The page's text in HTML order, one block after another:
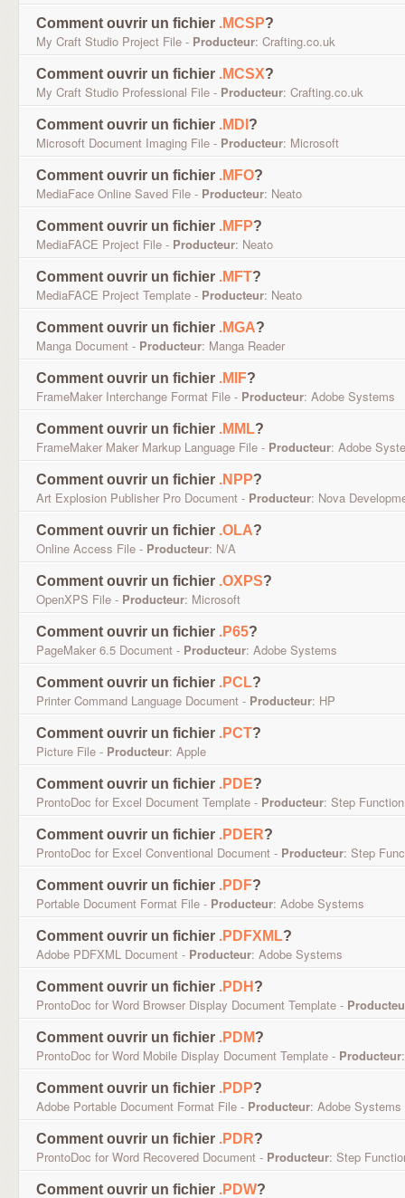
Comment ouvrir un fichier .MCSP?
My Craft Studio Project File - Producteur: Crafting.co.uk
Comment ouvrir un fichier .MCSX?
My Craft Studio Professional File - Producteur: Crafting.co.uk
Comment ouvrir un fichier .MDI ?
Microsoft Document Imaging File - Producteur: Microsoft
Comment ouvrir un fichier .MFO?
MediaFace Online Saved File - Producteur: Neato
Comment ouvrir un fichier .MFP?
MediaFACE Project File - Producteur: Neato
Comment ouvrir un fichier .MFT?
MediaFACE Project Template - Producteur: Neato
Comment ouvrir un fichier .MGA?
Manga Document - Producteur: Manga Reader
Comment ouvrir un fichier .MIF?
FrameMaker Interchange Format File - Producteur: Adobe Systems
Comment ouvrir un fichier .MML?
FrameMaker Maker Markup Language File - Producteur: Adobe
Comment ouvrir un fichier .NPP?
Art Explosion Publisher Pro Document - Producteur: Nova
Comment ouvrir un fichier .OLA?
Online Access File - Producteur: N/A
Comment ouvrir un fichier .OXPS?
OpenXPS File - Producteur: Microsoft
Comment ouvrir un fichier .P65?
PageMaker 6.5 Document - Producteur: Adobe Systems
Comment ouvrir un fichier .PCL?
Printer Command Language Document - Producteur: HP
Comment ouvrir un fichier .PCT?
Picture File - Producteur: Apple
Comment ouvrir un fichier .PDE?
ProntoDoc for Excel Document Template - Producteur: Step Function
Comment ouvrir un fichier .PDER?
ProntoDoc for Excel Conventional Document - Producteur: Step
Comment ouvrir un fichier .PDF?
Portable Document Format File - Producteur: Adobe Systems
Comment ouvrir un fichier .PDFXML?
Adobe PDFXML Document - Producteur: Adobe Systems
Comment ouvrir un fichier .PDH ?
ProntoDoc for Word Browser Display Document Template -
Comment ouvrir un fichier .PDM?
ProntoDoc for Word Mobile Display Document Template - Producteur
Comment ouvrir un fichier .PDP?
Adobe Portable Document Format File - Producteur: Adobe Systems
Comment ouvrir un fichier .PDR?
ProntoDoc for Word Recovered Document - Producteur: Step
Comment ouvrir un fichier .PDW?